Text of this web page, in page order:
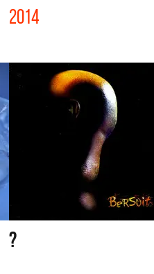
2014
?